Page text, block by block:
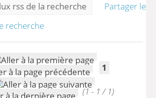
rss de la recherche
Partager le
recherche
1
(1 - 1 / 1)